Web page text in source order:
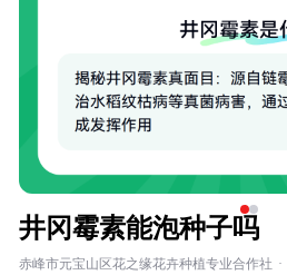
井冈霉素能泡种子吗
赤峰市元宝山区花之缘花卉种植专业合作社 ·